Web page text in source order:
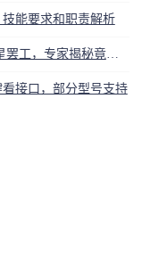
能要求和职责解析
冰箱突现EE33！寒冬救星罢工，专家揭秘竟是无解故障？
接口，部分型号支持